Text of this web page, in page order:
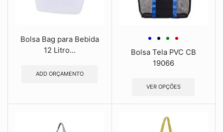
Bolsa Bag para Bebida
12 Litro...
ADD ORÇAMENTO
Bolsa Tela PVC CB
19066
VER OPÇÕES